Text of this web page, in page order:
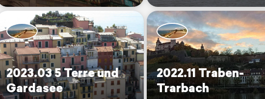
2023.03 5 Terre und
Gardasee
2022.11 Traben-
Trarbach